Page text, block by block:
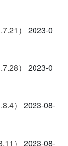
）
2023-0
）
2023-0
）
2023-08-
） 2023-08-